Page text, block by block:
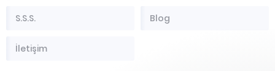
S.S.S. Blog
İletişim